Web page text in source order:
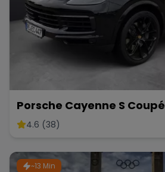
Porsche Cayenne S Coupé
4.6 (38)
~13 Min